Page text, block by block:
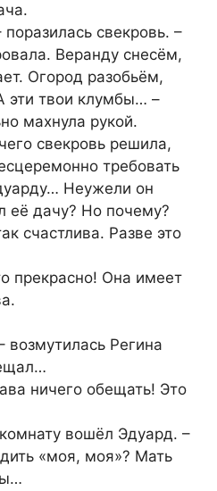
свекровь. –
Веранду снесём,
Огород разобьём,
эти твои клумбы… –
махнула рукой.
свекровь решила,
требовать
Неужели он
её дачу? Но почему?
счастлива. Разве это
прекрасно! Она имеет
возмутилась Регина
ничего обещать! Это
вошёл Эдуард. –
«моя, моя»? Мать